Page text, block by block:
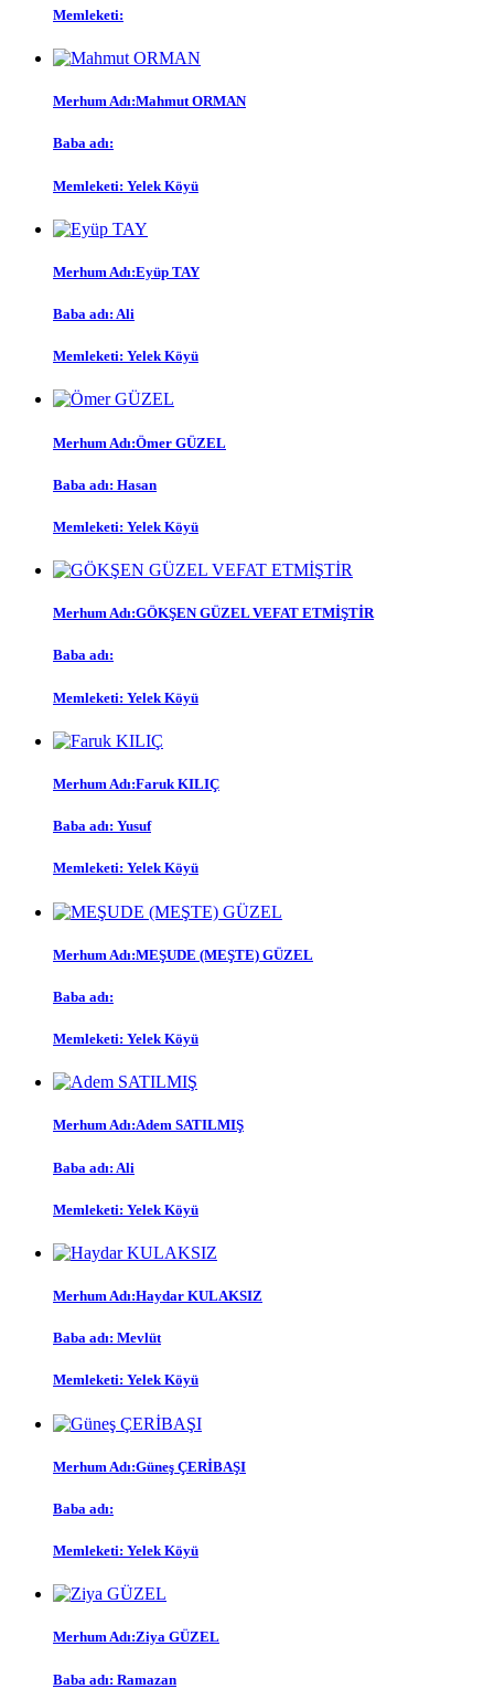
Memleketi:
Merhum Adı:Mahmut ORMAN
Baba adı:
Memleketi: Yelek Köyü
Merhum Adı:Eyüp TAY
Baba adı: Ali
Memleketi: Yelek Köyü
Merhum Adı:Ömer GÜZEL
Baba adı: Hasan
Memleketi: Yelek Köyü
Merhum Adı:GÖKŞEN GÜZEL VEFAT ETMİŞTİR
Baba adı:
Memleketi: Yelek Köyü
Merhum Adı:Faruk KILIÇ
Baba adı: Yusuf
Memleketi: Yelek Köyü
Merhum Adı:MEŞUDE (MEŞTE) GÜZEL
Baba adı:
Memleketi: Yelek Köyü
Merhum Adı:Adem SATILMIŞ
Baba adı: Ali
Memleketi: Yelek Köyü
Merhum Adı:Haydar KULAKSIZ
Baba adı: Mevlüt
Memleketi: Yelek Köyü
Merhum Adı:Güneş ÇERİBAŞI
Baba adı:
Memleketi: Yelek Köyü
Merhum Adı:Ziya GÜZEL
Baba adı: Ramazan